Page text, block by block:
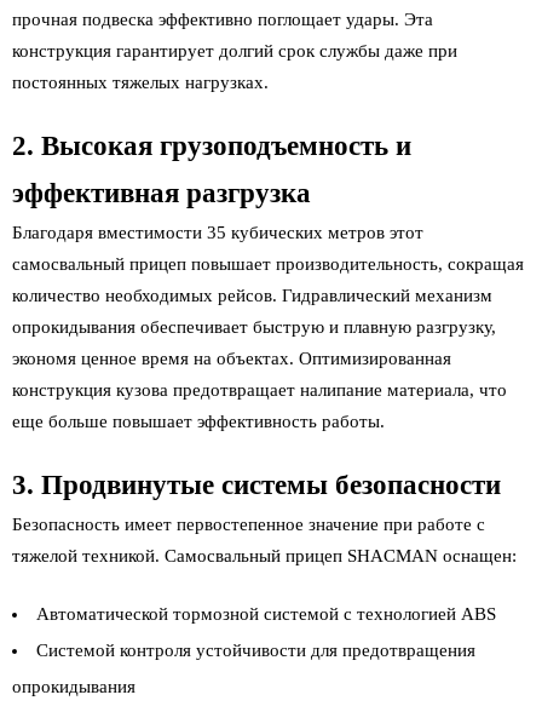
прочная подвеска эффективно поглощает удары. Эта
конструкция гарантирует долгий срок службы даже при
постоянных тяжелых нагрузках.
2. Высокая грузоподъемность и
эффективная разгрузка
Благодаря вместимости 35 кубических метров этот
самосвальный прицеп повышает производительность, сокращая
количество необходимых рейсов. Гидравлический механизм
опрокидывания обеспечивает быструю и плавную разгрузку,
экономя ценное время на объектах. Оптимизированная
конструкция кузова предотвращает налипание материала, что
еще больше повышает эффективность работы.
3. Продвинутые системы безопасности
Безопасность имеет первостепенное значение при работе с
тяжелой техникой. Самосвальный прицеп SHACMAN оснащен:
Автоматической тормозной системой с технологией ABS
Системой контроля устойчивости для предотвращения
опрокидывания